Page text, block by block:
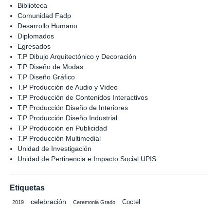
Biblioteca
Comunidad Fadp
Desarrollo Humano
Diplomados
Egresados
T.P Dibujo Arquitectónico y Decoración
T.P Diseño de Modas
T.P Diseño Gráfico
T.P Producción de Audio y Vídeo
T.P Producción de Contenidos Interactivos
T.P Producción Diseño de Interiores
T.P Producción Diseño Industrial
T.P Producción en Publicidad
T.P Producción Multimedial
Unidad de Investigación
Unidad de Pertinencia e Impacto Social UPIS
Etiquetas
2019 celebración Ceremonia Grado Coctel